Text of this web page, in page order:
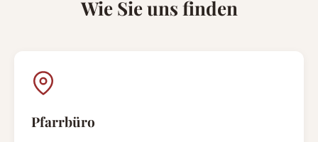
Wie Sie uns finden
Pfarrbüro